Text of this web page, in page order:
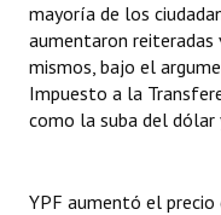
mayoría de los
aumentaron reiteradas
mismos, bajo el
Impuesto a la
como la suba del dólar
YPF aumentó el